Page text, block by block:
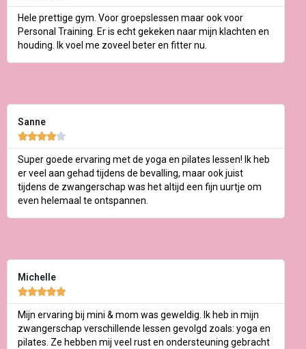
Hele prettige gym. Voor groepslessen maar ook voor
Personal Training. Er is echt gekeken naar mijn klachten en
houding. Ik voel me zoveel beter en fitter nu.
Sanne

Super goede ervaring met de yoga en pilates lessen! Ik heb
er veel aan gehad tijdens de bevalling, maar ook juist
tijdens de zwangerschap was het altijd een fijn uurtje om
even helemaal te ontspannen.
Michelle

Mijn ervaring bij mini & mom was geweldig. Ik heb in mijn
zwangerschap verschillende lessen gevolgd zoals: yoga en
pilates. Ze hebben mij veel rust en ondersteuning gebracht